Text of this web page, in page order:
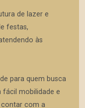
de lazer e
festas,
às
para quem busca
mobilidade e
contar com a